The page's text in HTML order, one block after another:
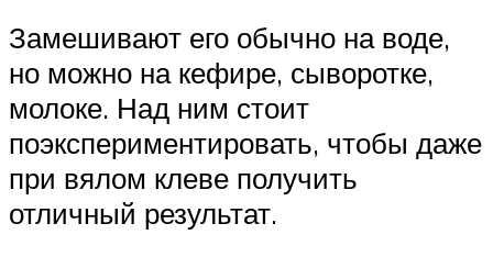
Замешивают его обычно на воде,
но можно на кефире, сыворотке,
молоке. Над ним стоит
поэкспериментировать, чтобы даже
при вялом клеве получить
отличный результат.